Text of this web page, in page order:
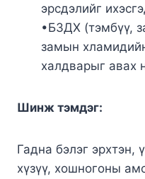
эрсдэлийг
•БЗДХ (тэмбүү,
замын
халдварыг авах
Шинж тэмдэг:
Гадна бэлэг эрхтэн,
хүзүү, хошногоны